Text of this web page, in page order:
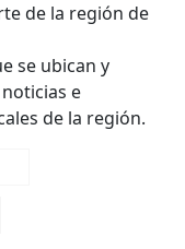
de la región de
se ubican y
e
de la región.